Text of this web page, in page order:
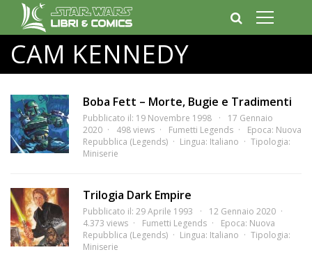
CAM KENNEDY
Boba Fett – Morte, Bugie e Tradimenti
Pubblicato il: 19 Novembre 1998
17 Gennaio
2020
498 views Fumetti Legends Epoca: Nuova
Repubblica (Legends)
Lingua: Italiano
Tipologia:
Miniserie
Trilogia Dark Empire
Pubblicato il: 29 Aprile 1993
12 Gennaio 2020
4.373 views
Fumetti Legends Epoca: Nuova
Repubblica (Legends)
Lingua: Italiano
Tipologia:
Miniserie